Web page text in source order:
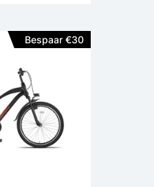
Bespaar €30